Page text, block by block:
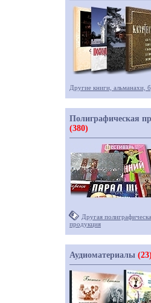
Другие книги, альманахи,
Полиграфическая
(380)
Другая
продукция
Аудиоматериалы (23)